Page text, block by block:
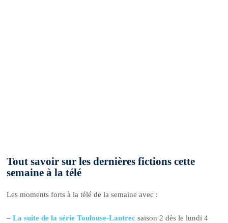
Tout savoir sur les dernières fictions cette
semaine à la télé
Les moments forts à la télé de la semaine avec :
–La suite de la série Toulouse-Lautrec saison 2 dès le lundi 4